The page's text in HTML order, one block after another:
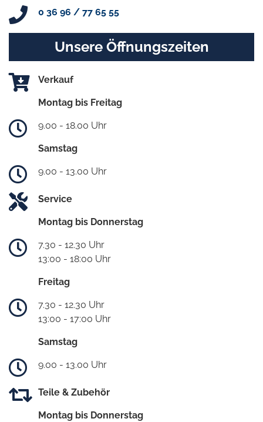
0 36 96 / 77 65 55
Unsere Öffnungszeiten
Verkauf
Montag bis Freitag
9.00 - 18.00 Uhr
Samstag
9.00 - 13.00 Uhr
Service
Montag bis Donnerstag
7.30 - 12.30 Uhr
13:00 - 18:00 Uhr
Freitag
7.30 - 12.30 Uhr
13:00 - 17:00 Uhr
Samstag
9.00 - 13.00 Uhr
Teile & Zubehör
Montag bis Donnerstag